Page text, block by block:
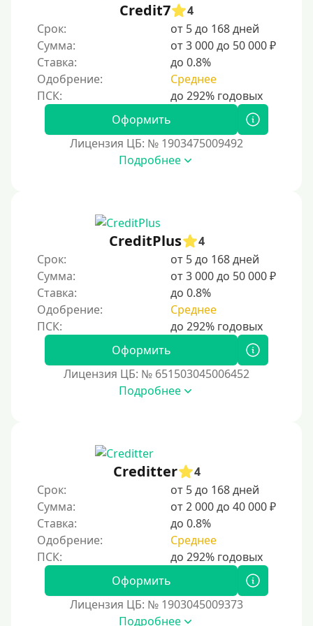
С помощью системы Контакт (Contact)
Золотая Корона
С помощью системы быстрых платежей (СБП)
Способы получения
Без активации сервиса
Без участия банков
Без посещения офиса
В офисе
В ломбарде
Роботы займов
Перевод денег на карту через Telegram
Бесплатное использование без списания средств с
Денежным переводом
На Юмани (ЮMoney)
Без привязки карты
Кошелек Киви (Qiwi)
Пополнение Киви-кошелька без СНИЛС
На Киви-кошельке имеются просроченные платежи.
Регистрация кошелька Киви доступна с 18 лет.
Пополнение Киви-кошелька для безработных:
доступные способы и возможности
Credit7
4
Срок:
от 5 до 168 дней
Сумма:
от 3 000 до 50 000 ₽
Ставка:
до 0.8%
Одобрение:
Среднее
Оформить
Лицензия ЦБ: № 1903475009492
Подробнее
CreditPlus
4
Срок:
от 5 до 168 дней
Сумма:
от 3 000 до 50 000 ₽
Ставка:
до 0.8%
Одобрение:
Среднее
Оформить
Лицензия ЦБ: № 651503045006452
Подробнее
Creditter
4
Срок:
от 5 до 168 дней
Сумма:
от 2 000 до 40 000 ₽
Ставка:
до 0.8%
Одобрение:
Среднее
Оформить
Лицензия ЦБ: № 1903045009373
Подробнее